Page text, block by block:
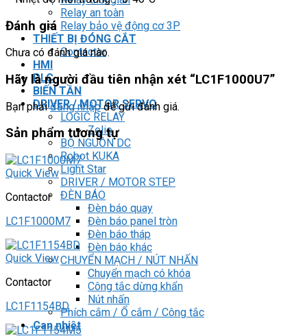
Relay an toàn
Relay bảo vệ động cơ 3P
THIẾT BỊ ĐÓNG CẮT
Contactor
HMI
PLC
BIẾN TẦN
DRIVER / MOTOR SERVO
LOGIC RELAY
Zelio
BỘ NGUỒN DC
Robot KUKA
Light Star
DRIVER / MOTOR STEP
ĐÈN BÁO
Đèn báo quay
Đèn báo panel tròn
Đèn báo tháp
Đèn báo khác
CHUYỂN MẠCH / NÚT NHẤN
Chuyển mạch có khóa
Công tắc dừng khẩn
Nút nhấn
Phích cắm / Ổ cắm / Công tắc
Can nhiệt
Đánh giá
Chưa có đánh giá nào.
Hãy là người đầu tiên nhận xét “LC1F1000U7”
Bạn phảiđăng nhậpđể gửi đánh giá.
Sản phẩm tương tự
Quick View
Contactor
LC1F1000M7
Quick View
Contactor
LC1F1154BD